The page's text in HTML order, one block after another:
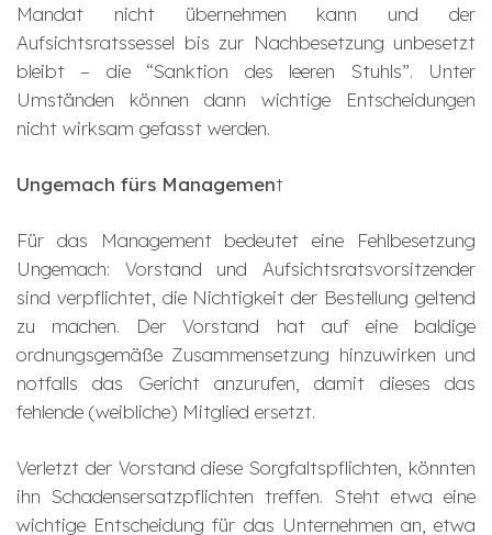
Mandat nicht übernehmen kann und der
Aufsichtsratssessel bis zur Nachbesetzung unbesetzt
bleibt – die “Sanktion des leeren Stuhls”. Unter
Umständen können dann wichtige Entscheidungen
nicht wirksam gefasst werden.
Ungemach fürs Management
Für das Management bedeutet eine Fehlbesetzung
Ungemach: Vorstand und Aufsichtsratsvorsitzender
sind verpflichtet, die Nichtigkeit der Bestellung geltend
zu machen. Der Vorstand hat auf eine baldige
ordnungsgemäße Zusammensetzung hinzuwirken und
notfalls das Gericht anzurufen, damit dieses das
fehlende (weibliche) Mitglied ersetzt.
Verletzt der Vorstand diese Sorgfaltspflichten, könnten
ihn Schadensersatzpflichten treffen. Steht etwa eine
wichtige Entscheidung für das Unternehmen an, etwa